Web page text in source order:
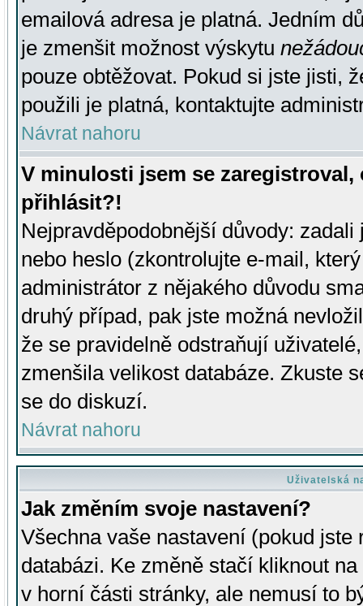
emailová adresa je platná. Jedním
je zmenšit možnost výskytu
pouze obtěžovat. Pokud si jste jisti,
použili je platná, kontaktujte
Návrat nahoru
V minulosti jsem se
přihlásit?!
Nejpravděpodobnější důvody:
nebo heslo (zkontrolujte e-mail,
administrátor z nějakého důvodu
druhý případ, pak jste možná
že se pravidelně odstraňují
zmenšila velikost databáze. Zkuste
se do diskuzí.
Návrat nahoru
Uživatelská
Jak změním svoje nastavení?
Všechna vaše nastavení (pokud
databázi. Ke změně stačí kliknout
v horní části stránky, ale nemusí to